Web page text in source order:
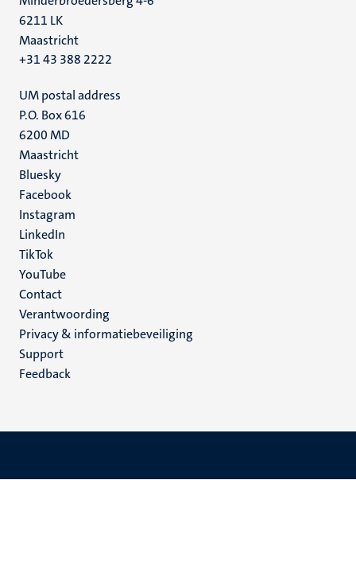
6211 LK
Maastricht
+31 43 388 2222
UM postal address
P.O. Box 616
6200 MD
Maastricht
Social
media
Bluesky
Facebook
Instagram
LinkedIn
TikTok
YouTube
Menu
footer
(NL)
Contact
Verantwoording
Privacy & informatiebeveiliging
Support
Feedback